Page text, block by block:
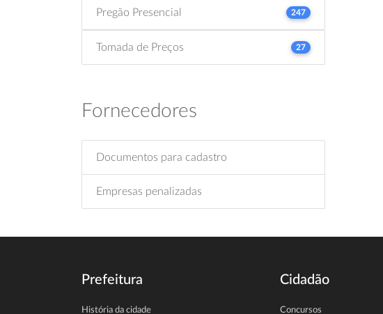
Pregão Presencial 247
Tomada de Preços 27
Fornecedores
Documentos para cadastro
Empresas penalizadas
Prefeitura
História da cidade
Cidadão
Concursos